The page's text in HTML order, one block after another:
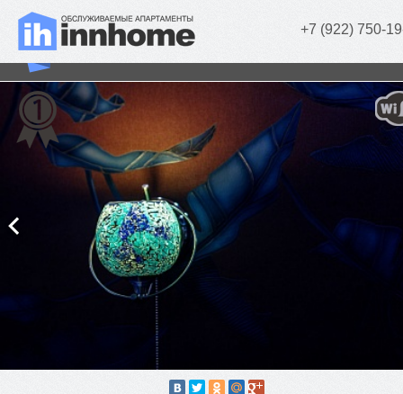
+7 (922) 750-
«Aquamarine» (2 комн.)